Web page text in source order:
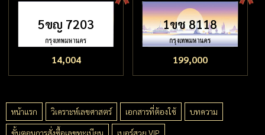
5ขญ 7203
14,004
1ขช 8118
199,000
หน้าแรก วิเคราะห์เลขศาสตร์ เอกสารที่ต้องใช้
บทความ